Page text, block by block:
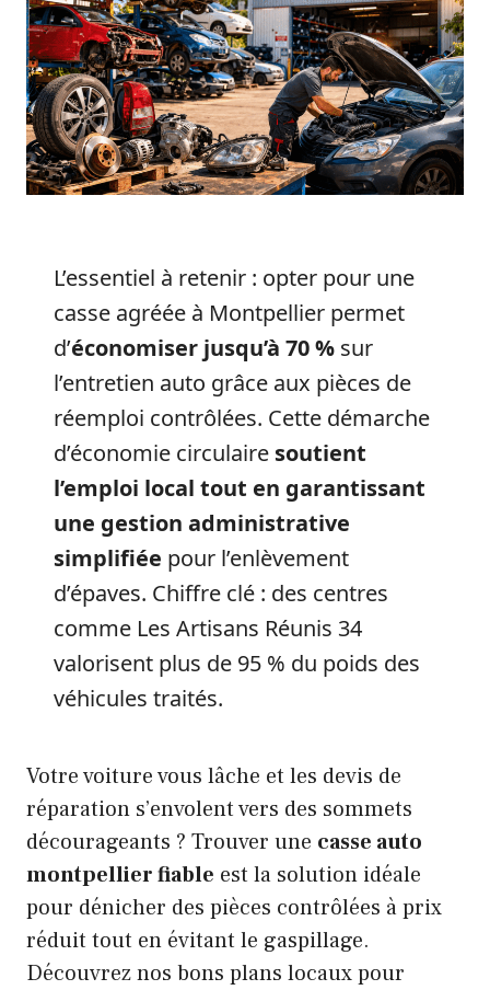
L’essentiel à retenir : opter pour une
casse agréée à Montpellier permet
d’économiser jusqu’à 70 % sur
l’entretien auto grâce aux pièces de
réemploi contrôlées. Cette démarche
d’économie circulaire soutient
l’emploi local tout en garantissant
une gestion administrative
simplifiée pour l’enlèvement
d’épaves. Chiffre clé : des centres
comme Les Artisans Réunis 34
valorisent plus de 95 % du poids des
véhicules traités.
Votre voiture vous lâche et les devis de
réparation s’envolent vers des sommets
décourageants ? Trouver une casse auto
montpellier fiable est la solution idéale
pour dénicher des pièces contrôlées à prix
réduit tout en évitant le gaspillage.
Découvrez nos bons plans locaux pour